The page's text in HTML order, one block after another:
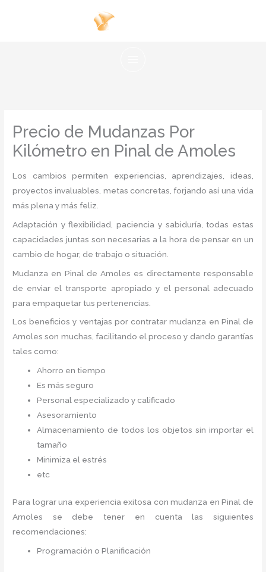
Precio de Mudanzas Por
Kilómetro en Pinal de Amoles
Los cambios permiten experiencias, aprendizajes, ideas,
proyectos invaluables, metas concretas, forjando así una vida
más plena y más feliz.
Adaptación y flexibilidad, paciencia y sabiduría, todas estas
capacidades juntas son necesarias a la hora de pensar en un
cambio de hogar, de trabajo o situación.
Mudanza en Pinal de Amoles es directamente responsable
de enviar el transporte apropiado y el personal adecuado
para empaquetar tus pertenencias.
Los beneficios y ventajas por contratar mudanza en Pinal de
Amoles son muchas, facilitando el proceso y dando garantías
tales como:
Ahorro en tiempo
Es más seguro
Personal especializado y calificado
Asesoramiento
Almacenamiento de todos los objetos sin importar el
tamaño
Minimiza el estrés
etc
Para lograr una experiencia exitosa con mudanza en Pinal de
Amoles
se debe tener en cuenta las siguientes
recomendaciones:
Programación o Planificación